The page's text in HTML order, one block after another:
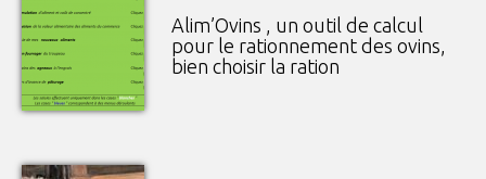
Alim’Ovins , un outil de calcul
pour le rationnement des ovins,
bien choisir la ration